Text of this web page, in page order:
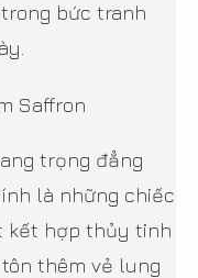
bức tranh
trọng đẳng
là những chiếc
kết hợp thủy tinh
thêm vẻ lung